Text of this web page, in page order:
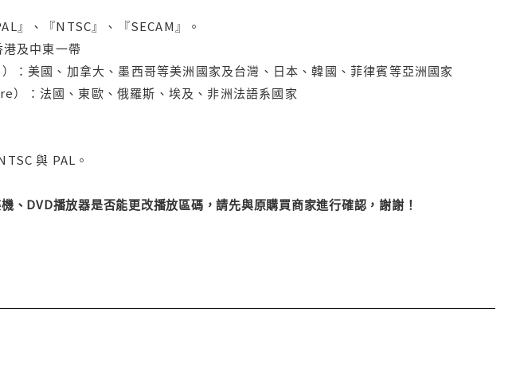
』、『NTSC』、『SECAM』。
及中東一帶
國、加拿大、墨西哥等美洲國家及台灣、日本、韓國、菲律賓等亞洲國家
：法國、東歐、俄羅斯、埃及、非洲法語系國家
與 PAL。
、DVD播放器是否能更改播放區碼，請先與原購買商家進行確認，謝謝！